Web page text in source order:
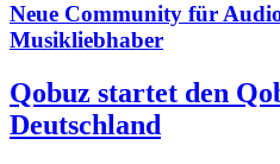
Neue Community für
Musikliebhaber
Qobuz startet den
Deutschland